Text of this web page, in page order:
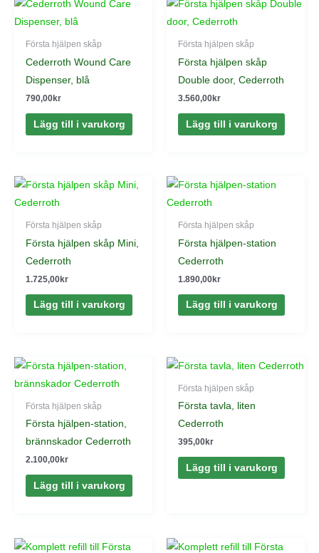
Första hjälpen skåp
Cederroth Wound Care
Dispenser, blå
790,00kr
Lägg till i varukorg
Första hjälpen skåp
Första hjälpen skåp
Double door, Cederroth
3.560,00kr
Lägg till i varukorg
Första hjälpen skåp
Första hjälpen skåp Mini,
Cederroth
1.725,00kr
Lägg till i varukorg
Första hjälpen skåp
Första hjälpen-station
Cederroth
1.890,00kr
Lägg till i varukorg
Första hjälpen skåp
Första hjälpen-station,
brännskador Cederroth
2.100,00kr
Lägg till i varukorg
Första hjälpen skåp
Första tavla, liten
Cederroth
395,00kr
Lägg till i varukorg